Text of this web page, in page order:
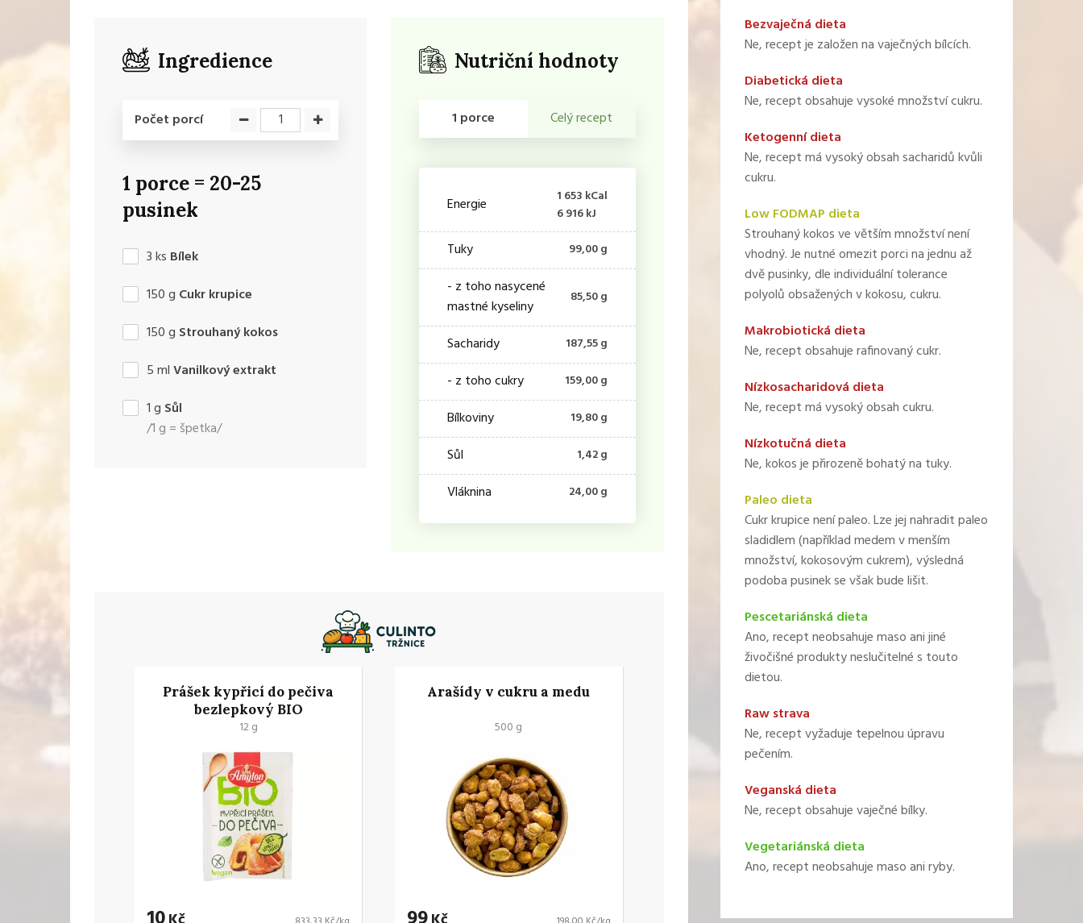
Ingredience
Počet porcí
1 porce = 20-25
pusinek
3ks Bílek
150g Cukr krupice
150g Strouhaný kokos
5mlVanilkový extrakt
1g Sůl
/1 g = špetka/
Nutriční hodnoty
1 porce Celý recept
Energie
1 653 kCal
6 916 kJ
Tuky 99,00 g
- z toho nasycené
mastné kyseliny
85,50 g
Sacharidy 187,55 g
- z toho cukry 159,00 g
Bílkoviny 19,80 g
Sůl 1,42 g
Vláknina 24,00 g
Prášek kypřicí do pečiva
bezlepkový BIO
12 g
Arašídy v cukru a medu
500 g
Bezvaječná dieta
Ne, recept je založen na vaječných bílcích.
Diabetická dieta
Ne, recept obsahuje vysoké množství cukru.
Ketogenní dieta
Ne, recept má vysoký obsah sacharidů kvůli
cukru.
Low FODMAP dieta
Strouhaný kokos ve větším množství není
vhodný. Je nutné omezit porci na jednu až
dvě pusinky, dle individuální tolerance
polyolů obsažených v kokosu, cukru.
Makrobiotická dieta
Ne, recept obsahuje rafinovaný cukr.
Nízkosacharidová dieta
Ne, recept má vysoký obsah cukru.
Nízkotučná dieta
Ne, kokos je přirozeně bohatý na tuky.
Paleo dieta
Cukr krupice není paleo. Lze jej nahradit paleo
sladidlem (například medem v menším
množství, kokosovým cukrem), výsledná
podoba pusinek se však bude lišit.
Pescetariánská dieta
Ano, recept neobsahuje maso ani jiné
živočišné produkty neslučitelné s touto
dietou.
Raw strava
Ne, recept vyžaduje tepelnou úpravu
pečením.
Veganská dieta
Ne, recept obsahuje vaječné bílky.
Vegetariánská dieta
Ano, recept neobsahuje maso ani ryby.